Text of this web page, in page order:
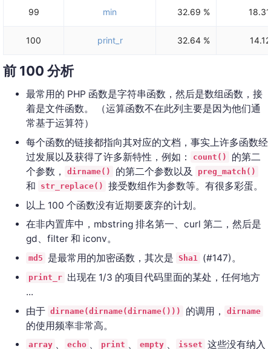
99 min 32.69 % 18.31
100 print_r 32.64 % 14.12
前 100 分析
最常用的 PHP 函数是字符串函数，然后是数组函数，接
着是文件函数。 （运算函数不在此列主要是因为他们通
常基于运算符）
每个函数的链接都指向其对应的文档，事实上许多函数经
过发展以及获得了许多新特性，例如：
count()
的第二
个参数，
dirname() 的第二个参数以及 preg_match()
和 str_replace()
接受数组作为参数等。有很多彩蛋。
以上 100 个函数没有近期要废弃的计划。
在非内置库中，mbstring 排名第一、curl 第二，然后是
gd、filter 和 iconv。
md5 是最常用的加密函数，其次是 Sha1 (#147)。
print_r 出现在 1/3 的项目代码里面的某处，任何地方
...
由于 dirname(dirname(dirname())) 的调用， dirname
的使用频率非常高。
array 、 echo 、 print 、 empty 、 isset 这些没有纳入